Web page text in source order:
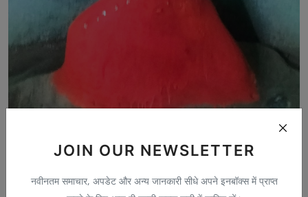
JOIN OUR NEWSLETTER
नवीनतम समाचार, अपडेट और अन्य जानकारी सीधे अपने इनबॉक्स में प्राप्त
चांदपुरा वार्ड-1 में 150 वर्षों से हो रही मां काली:आषाढ...